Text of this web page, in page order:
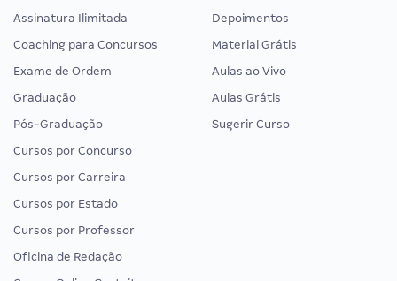
Assinatura Ilimitada
Coaching para Concursos
Exame de Ordem
Graduação
Pós-Graduação
Cursos por Concurso
Cursos por Carreira
Cursos por Estado
Cursos por Professor
Oficina de Redação
Depoimentos
Material Grátis
Aulas ao Vivo
Aulas Grátis
Sugerir Curso